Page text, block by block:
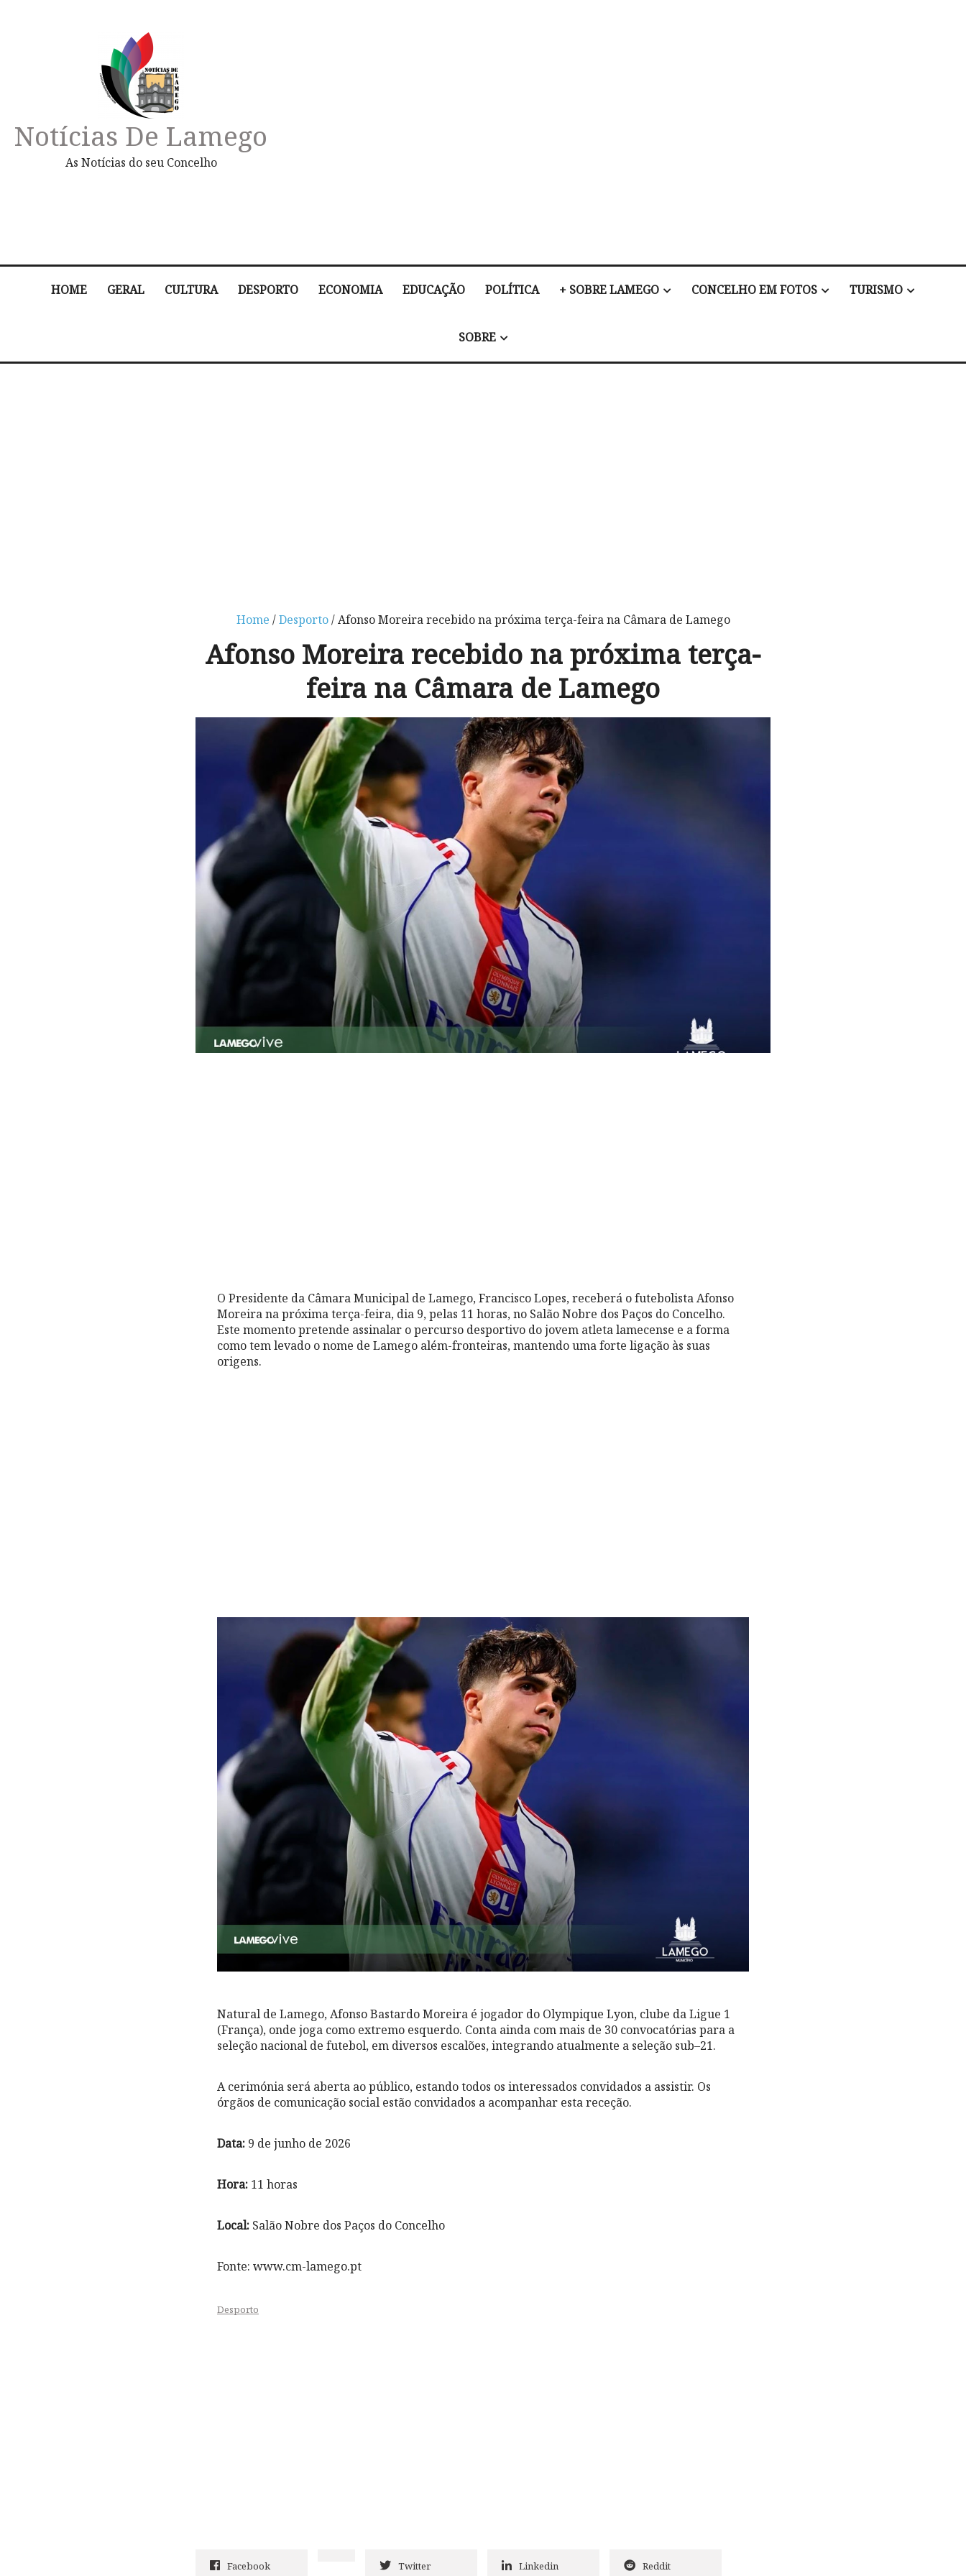
Notícias De Lamego
As Notícias do seu Concelho
HOME GERAL CULTURA DESPORTO ECONOMIA EDUCAÇÃO POLÍTICA + SOBRE LAMEGO CONCELHO EM FOTOS TURISMO
SOBRE
Home /Desporto/ Afonso Moreira recebido na próxima terça-feira na Câmara de Lamego
Afonso Moreira recebido na próxima terça-
feira na Câmara de Lamego
O Presidente da Câmara Municipal de Lamego, Francisco Lopes, receberá o futebolista Afonso
Moreira na próxima terça-feira, dia 9, pelas 11 horas, no Salão Nobre dos Paços do Concelho.
Este momento pretende assinalar o percurso desportivo do jovem atleta lamecense e a forma
como tem levado o nome de Lamego além-fronteiras, mantendo uma forte ligação às suas
origens.
Natural de Lamego, Afonso Bastardo Moreira é jogador do Olympique Lyon, clube da Ligue 1
(França), onde joga como extremo esquerdo. Conta ainda com mais de 30 convocatórias para a
seleção nacional de futebol, em diversos escalões, integrando atualmente a seleção sub–21.
A cerimónia será aberta ao público, estando todos os interessados convidados a assistir. Os
órgãos de comunicação social estão convidados a acompanhar esta receção.
Data: 9 de junho de 2026
Hora: 11 horas
Local: Salão Nobre dos Paços do Concelho
Fonte: www.cm-lamego.pt
Desporto
Facebook Twitter Linkedin Reddit